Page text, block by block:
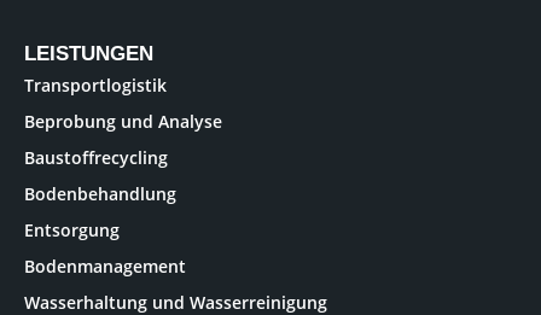
LEISTUNGEN
Transportlogistik
Beprobung und Analyse
Baustoffrecycling
Bodenbehandlung
Entsorgung
Bodenmanagement
Wasserhaltung und Wasserreinigung